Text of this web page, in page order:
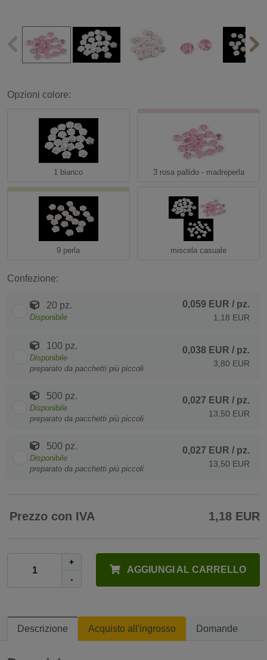
Opzioni colore:
1 bianco 3 rosa pallido - madreperla
9 perla miscela casuale
Confezione:
20 pz.
Disponibile
0,059 EUR / pz.
1,18 EUR
100 pz.
Disponibile
preparato da pacchetti più piccoli
0,038 EUR / pz.
3,80 EUR
500 pz.
Disponibile
preparato da pacchetti più piccoli
0,027 EUR / pz.
13,50 EUR
500 pz.
Disponibile
preparato da pacchetti più piccoli
0,027 EUR / pz.
13,50 EUR
Prezzo con IVA 1,18 EUR
+
-
AGGIUNGI AL CARRELLO
Descrizione Acquisto all'ingrosso Domande